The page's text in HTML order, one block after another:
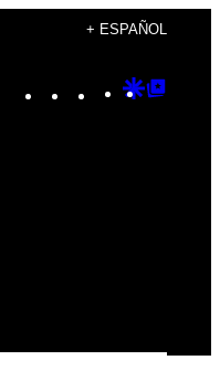
+ ESPAÑOL
Instagram
TikTok
YouTube
Google